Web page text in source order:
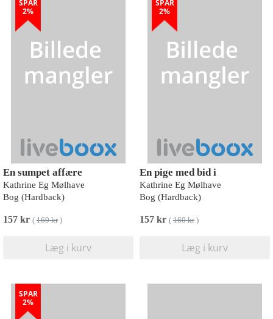
SPAR
2%
En sumpet affære
Kathrine Eg Mølhave
Bog (Hardback)
157 kr ( 160 kr)
Læg i kurv
SPAR
2%
En pige med bid i
Kathrine Eg Mølhave
Bog (Hardback)
157 kr ( 160 kr)
Læg i kurv
SPAR
2%